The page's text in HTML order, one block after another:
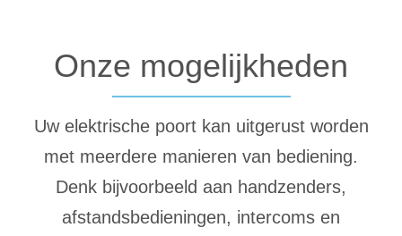
Onze mogelijkheden
Uw elektrische poort kan uitgerust worden
met meerdere manieren van bediening.
Denk bijvoorbeeld aan handzenders,
afstandsbedieningen, intercoms en